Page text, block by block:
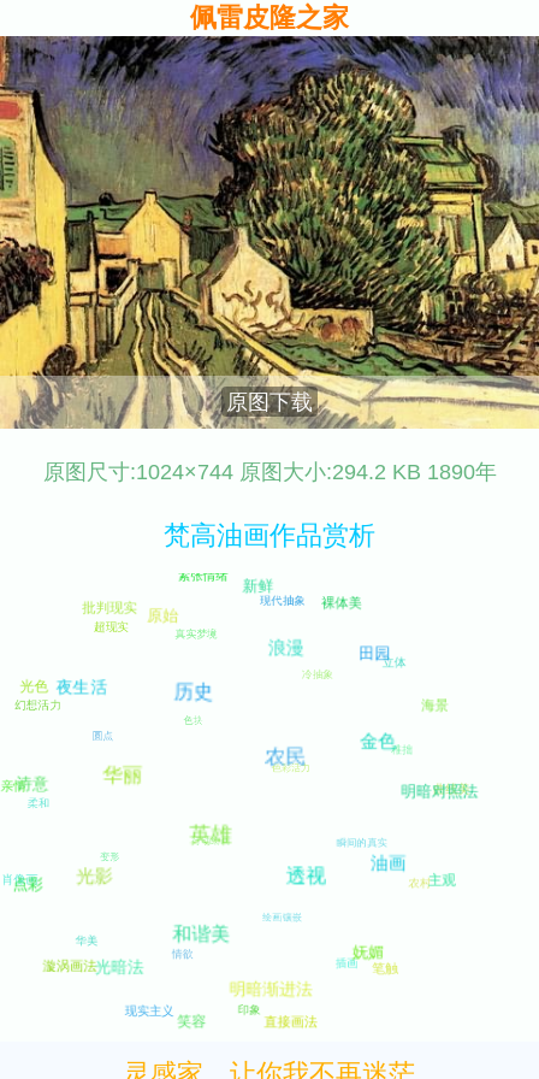
佩雷皮隆之家
原图下载
原图尺寸:1024×744 原图大小:294.2 KB 1890年
梵高油画作品赏析